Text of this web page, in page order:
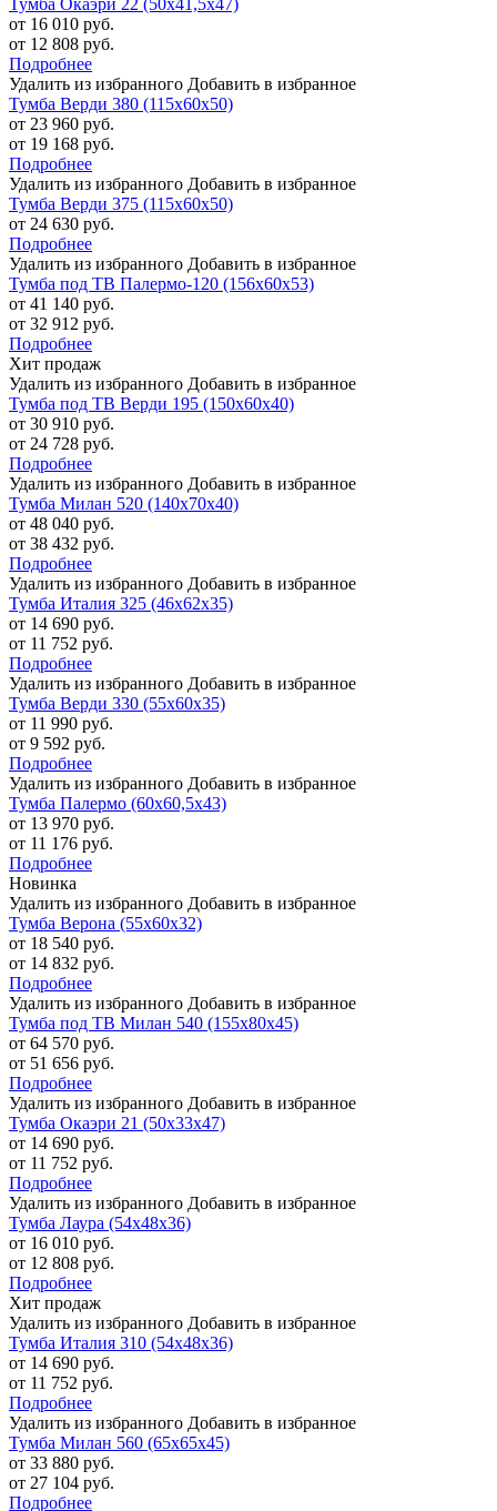
Тумба Окаэри 22 (50х41,5х47)
от 16 010 руб.
от 12 808 руб.
Подробнее
Удалить из избранного Добавить в избранное
Тумба Верди 380 (115х60х50)
от 23 960 руб.
от 19 168 руб.
Подробнее
Удалить из избранного Добавить в избранное
Тумба Верди 375 (115х60х50)
от 24 630 руб.
Подробнее
Удалить из избранного Добавить в избранное
Тумба под ТВ Палермо-120 (156х60х53)
от 41 140 руб.
от 32 912 руб.
Подробнее
Хит продаж
Удалить из избранного Добавить в избранное
Тумба под ТВ Верди 195 (150х60х40)
от 30 910 руб.
от 24 728 руб.
Подробнее
Удалить из избранного Добавить в избранное
Тумба Милан 520 (140х70х40)
от 48 040 руб.
от 38 432 руб.
Подробнее
Удалить из избранного Добавить в избранное
Тумба Италия 325 (46х62х35)
от 14 690 руб.
от 11 752 руб.
Подробнее
Удалить из избранного Добавить в избранное
Тумба Верди 330 (55х60х35)
от 11 990 руб.
от 9 592 руб.
Подробнее
Удалить из избранного Добавить в избранное
Тумба Палермо (60х60,5х43)
от 13 970 руб.
от 11 176 руб.
Подробнее
Новинка
Удалить из избранного Добавить в избранное
Тумба Верона (55х60х32)
от 18 540 руб.
от 14 832 руб.
Подробнее
Удалить из избранного Добавить в избранное
Тумба под ТВ Милан 540 (155х80х45)
от 64 570 руб.
от 51 656 руб.
Подробнее
Удалить из избранного Добавить в избранное
Тумба Окаэри 21 (50х33х47)
от 14 690 руб.
от 11 752 руб.
Подробнее
Удалить из избранного Добавить в избранное
Тумба Лаура (54х48х36)
от 16 010 руб.
от 12 808 руб.
Подробнее
Хит продаж
Удалить из избранного Добавить в избранное
Тумба Италия 310 (54х48х36)
от 14 690 руб.
от 11 752 руб.
Подробнее
Удалить из избранного Добавить в избранное
Тумба Милан 560 (65х65х45)
от 33 880 руб.
от 27 104 руб.
Подробнее